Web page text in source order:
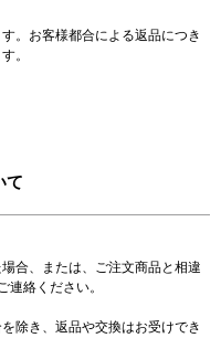
。お客様都合による返品につき
。
て
合、または、ご注文商品と相違
絡ください。
除き、返品や交換はお受けでき